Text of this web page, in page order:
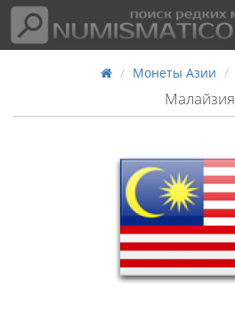
Монеты Азии
Малайзия